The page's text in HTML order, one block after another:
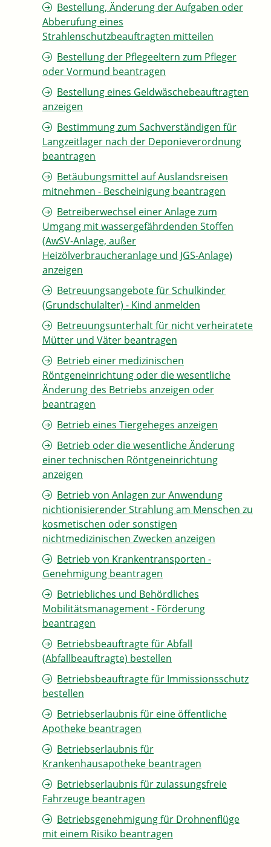
Bestellung, Änderung der Aufgaben oder
Abberufung eines
Strahlenschutzbeauftragten mitteilen
Bestellung der Pflegeeltern zum Pfleger
oder Vormund beantragen
Bestellung eines Geldwäschebeauftragten
anzeigen
Bestimmung zum Sachverständigen für
Langzeitlager nach der Deponieverordnung
beantragen
Betäubungsmittel auf Auslandsreisen
mitnehmen - Bescheinigung beantragen
Betreiberwechsel einer Anlage zum
Umgang mit wassergefährdenden Stoffen
(AwSV-Anlage, außer
Heizölverbraucheranlage und JGS-Anlage)
anzeigen
Betreuungsangebote für Schulkinder
(Grundschulalter) - Kind anmelden
Betreuungsunterhalt für nicht verheiratete
Mütter und Väter beantragen
Betrieb einer medizinischen
Röntgeneinrichtung oder die wesentliche
Änderung des Betriebs anzeigen oder
beantragen
Betrieb eines Tiergeheges anzeigen
Betrieb oder die wesentliche Änderung
einer technischen Röntgeneinrichtung
anzeigen
Betrieb von Anlagen zur Anwendung
nichtionisierender Strahlung am Menschen zu
kosmetischen oder sonstigen
nichtmedizinischen Zwecken anzeigen
Betrieb von Krankentransporten -
Genehmigung beantragen
Betriebliches und Behördliches
Mobilitätsmanagement - Förderung
beantragen
Betriebsbeauftragte für Abfall
(Abfallbeauftragte) bestellen
Betriebsbeauftragte für Immissionsschutz
bestellen
Betriebserlaubnis für eine öffentliche
Apotheke beantragen
Betriebserlaubnis für
Krankenhausapotheke beantragen
Betriebserlaubnis für zulassungsfreie
Fahrzeuge beantragen
Betriebsgenehmigung für Drohnenflüge
mit einem Risiko beantragen